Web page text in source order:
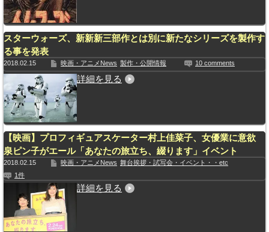
スターウォーズ、新新新三部作とは別に新たなシリーズを製作す
る事を発表
2018.02.15 映画・アニメNews 製作・公開情報 10 comments
詳細を見る
【映画】プロフィギュアスケーター村上佳菜子、女優業に意欲
泉ピン子がエール「あなたの旅立ち、綴ります」イベント
2018.02.15 映画・アニメNews 舞台挨拶・試写会・イベント・・etc
1件
詳細を見る